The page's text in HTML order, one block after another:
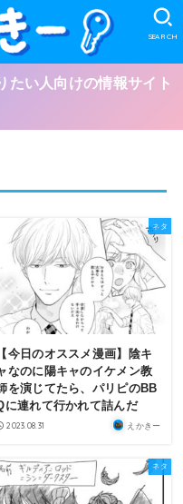
SEARCH
たい人向けの情報サイト
ネタ
【今日のオススメ漫画】陰キ
なのに陽キャのイケメン教
を演じてたら、パリピのBB
に連れて行かれて詰んだ
2023.08.31 えかきー
ネタ